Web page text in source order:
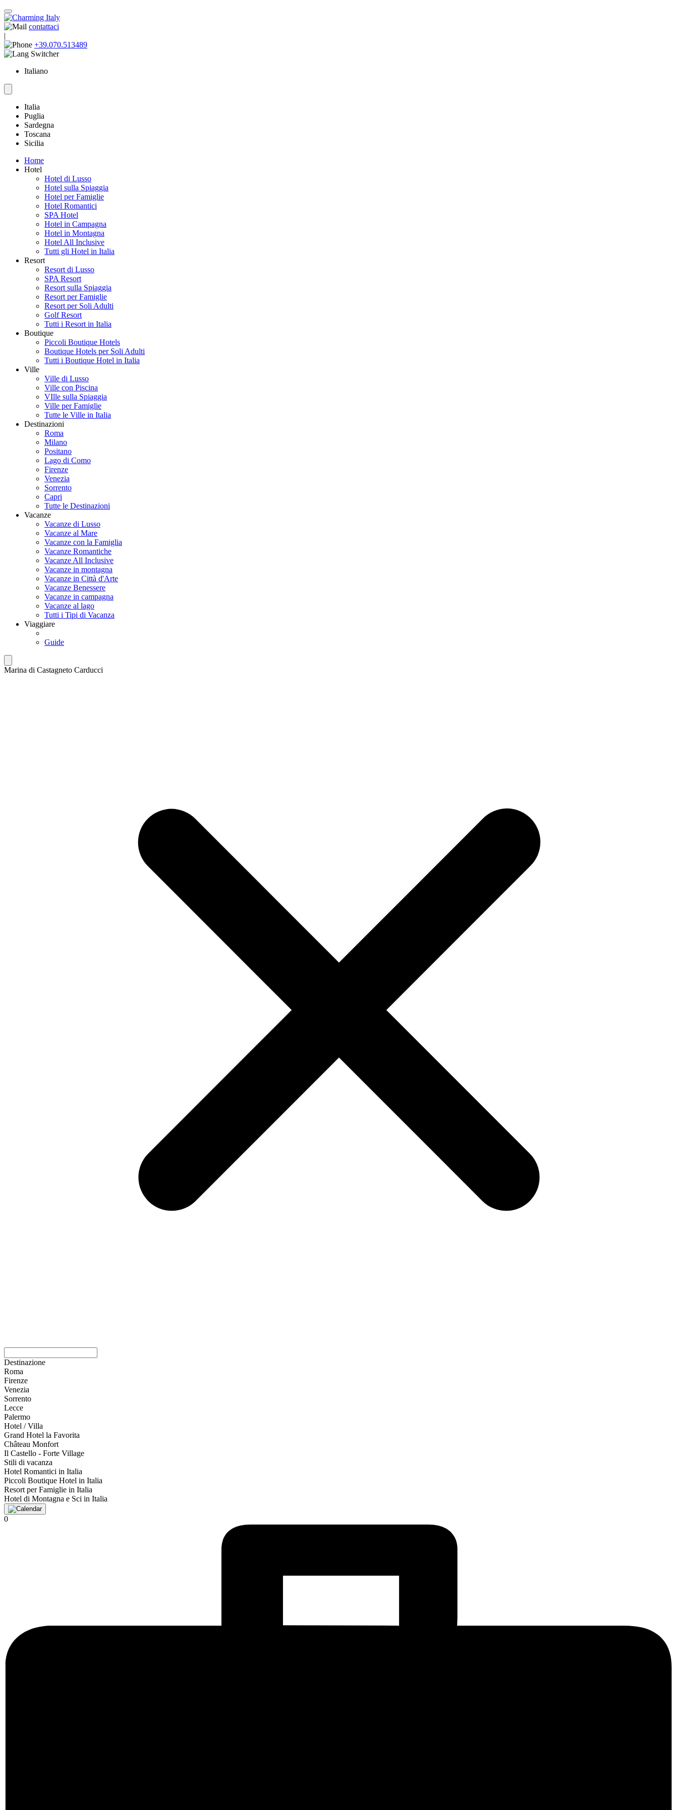
contattaci
|
+39.070.513489
Italiano
Italia
Puglia
Sardegna
Toscana
Sicilia
Home
Hotel
Hotel di Lusso
Hotel sulla Spiaggia
Hotel per Famiglie
Hotel Romantici
SPA Hotel
Hotel in Campagna
Hotel in Montagna
Hotel All Inclusive
Tutti gli Hotel in Italia
Resort
Resort di Lusso
SPA Resort
Resort sulla Spiaggia
Resort per Famiglie
Resort per Soli Adulti
Golf Resort
Tutti i Resort in Italia
Boutique
Piccoli Boutique Hotels
Boutique Hotels per Soli Adulti
Tutti i Boutique Hotel in Italia
Ville
Ville di Lusso
Ville con Piscina
VIlle sulla Spiaggia
Ville per Famiglie
Tutte le Ville in Italia
Destinazioni
Roma
Milano
Positano
Lago di Como
Firenze
Venezia
Sorrento
Capri
Tutte le Destinazioni
Vacanze
Vacanze di Lusso
Vacanze al Mare
Vacanze con la Famiglia
Vacanze Romantiche
Vacanze All Inclusive
Vacanze in montagna
Vacanze in Città d'Arte
Vacanze Benessere
Vacanze in campagna
Vacanze al lago
Tutti i Tipi di Vacanza
Viaggiare
Guide
Marina di Castagneto Carducci
Destinazione
Roma
Firenze
Venezia
Sorrento
Lecce
Palermo
Hotel / Villa
Grand Hotel la Favorita
Château Monfort
Il Castello - Forte Village
Stili di vacanza
Hotel Romantici in Italia
Piccoli Boutique Hotel in Italia
Resort per Famiglie in Italia
Hotel di Montagna e Sci in Italia
0